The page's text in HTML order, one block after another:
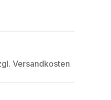
Versandkosten